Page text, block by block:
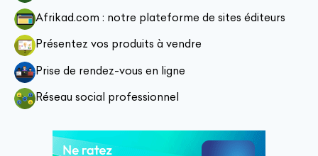
Afrikad.com : notre plateforme de sites éditeurs
Présentez vos produits à vendre
Prise de rendez-vous en ligne
Réseau social professionnel